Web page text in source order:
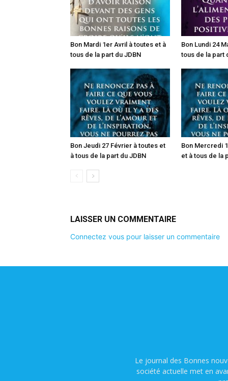
Bon Mardi 1er Avril à toutes et à
tous de la part du JDBN
Bon Lundi 24
tous de la part
Bon Jeudi 27 Février à toutes et
à tous de la part du JDBN
Bon Mercredi
et à tous de la
LAISSER UN COMMENTAIRE
Connectez vous pour laisser un commentaire
Le journal des Bonnes
société actuelle met en